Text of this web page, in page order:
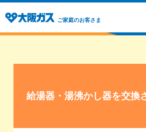
ご家庭のお客さま
給湯器・湯沸かし器を交換